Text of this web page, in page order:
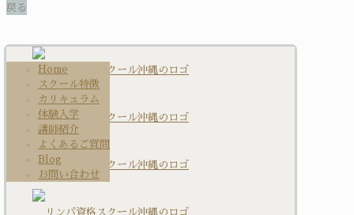
Home
スクール特徴
カリキュラム
体験入学
講師紹介
よくあるご質問
Blog
お問い合わせ